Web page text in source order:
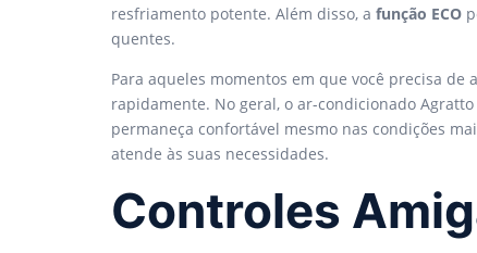
resfriamento potente. Além disso, a função ECO
quentes.
Para aqueles momentos em que você precisa de
rapidamente. No geral, o ar-condicionado
permaneça confortável mesmo nas condições
atende às suas necessidades.
Controles